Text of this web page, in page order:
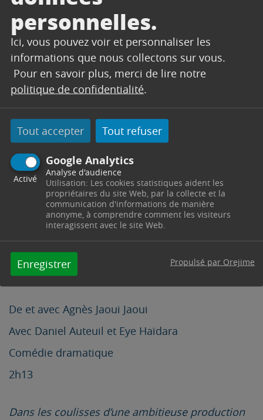
personnelles.
Ici, vous pouvez voir et personnaliser les
informations que nous collectons sur vous.
Pour en savoir plus, merci de lire notre
politique de confidentialité.
Tout accepter Tout refuser
Google Analytics
Activé
Analyse d'audience
Utilisation: Les cookies statistiques aident les
propriétaires du site Web, par la collecte et la
communication d'informations de manière
anonyme, à comprendre comment les visiteurs
interagissent avec le site Web.
Enregistrer Propulsé par Orejime
2h12
Tout public avec avertissement
La chute du maléfique Empire Galactique
a précipité la dispersion des seigneurs de
Pour protéger tout ce pour quoi la
Rébellion s’est battue, la jeune Nouvelle
République décide de faire appel au
légendaire chasseur de primes
mandalorien Din Djarin et son jeune
apprenti Grogu…
L’OBJET DU DÉLIT
De et avec Agnès Jaoui Jaoui
Avec Daniel Auteuil et Eye Haïdara
Comédie dramatique
2h13
Dans les coulisses d’une ambitieuse production